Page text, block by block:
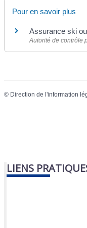
Pour en savoir plus
Assurance ski
Autorité de contrôle
© Direction de l'information
LIENS